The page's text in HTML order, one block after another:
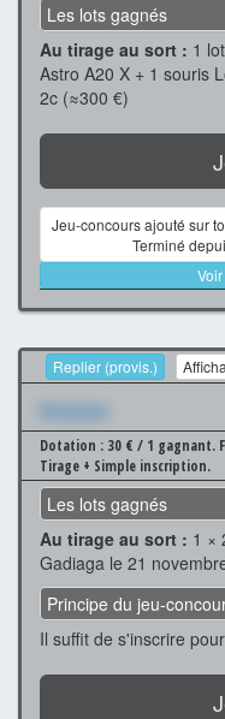
Les lots gagnés
Au tirage au sort : 1
Astro A20 X + 1 souris
2c (≈300 €)
Jeu-concours ajouté sur
Terminé
Replier (provis.)
Xxxxxxx
Dotation : 30 € / 1 gagnant.
Tirage + Simple inscription.
Les lots gagnés
Au tirage au sort : 1 ×
Gadiaga le 21
Principe du jeu-
Il suffit de s'inscrire